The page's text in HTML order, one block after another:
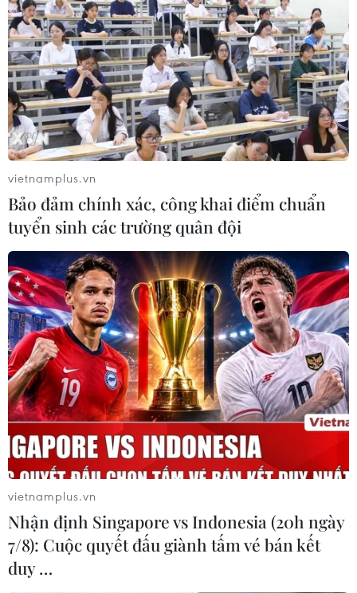
vietnamplus.vn
Bảo đảm chính xác, công khai điểm chuẩn
tuyển sinh các trường quân đội
vietnamplus.vn
Nhận định Singapore vs Indonesia (20h ngày
7/8): Cuộc quyết đấu giành tấm vé bán kết
duy …